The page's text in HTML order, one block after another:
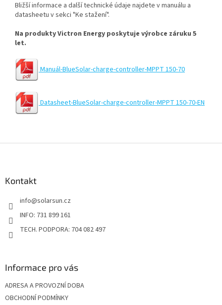
Bližší informace a další technické údaje najdete v manuálu a
datasheetu v sekci "Ke stažení".
Na produkty Victron Energy poskytuje výrobce záruku 5
let.
Manuál-BlueSolar-charge-controller-MPPT 150-70
Datasheet-BlueSolar-charge-controller-MPPT 150-70-EN
Kontakt
info@solarsun.cz
INFO: 731 899 161
TECH. PODPORA: 704 082 497
Informace pro vás
ADRESA A PROVOZNÍ DOBA
OBCHODNÍ PODMÍNKY